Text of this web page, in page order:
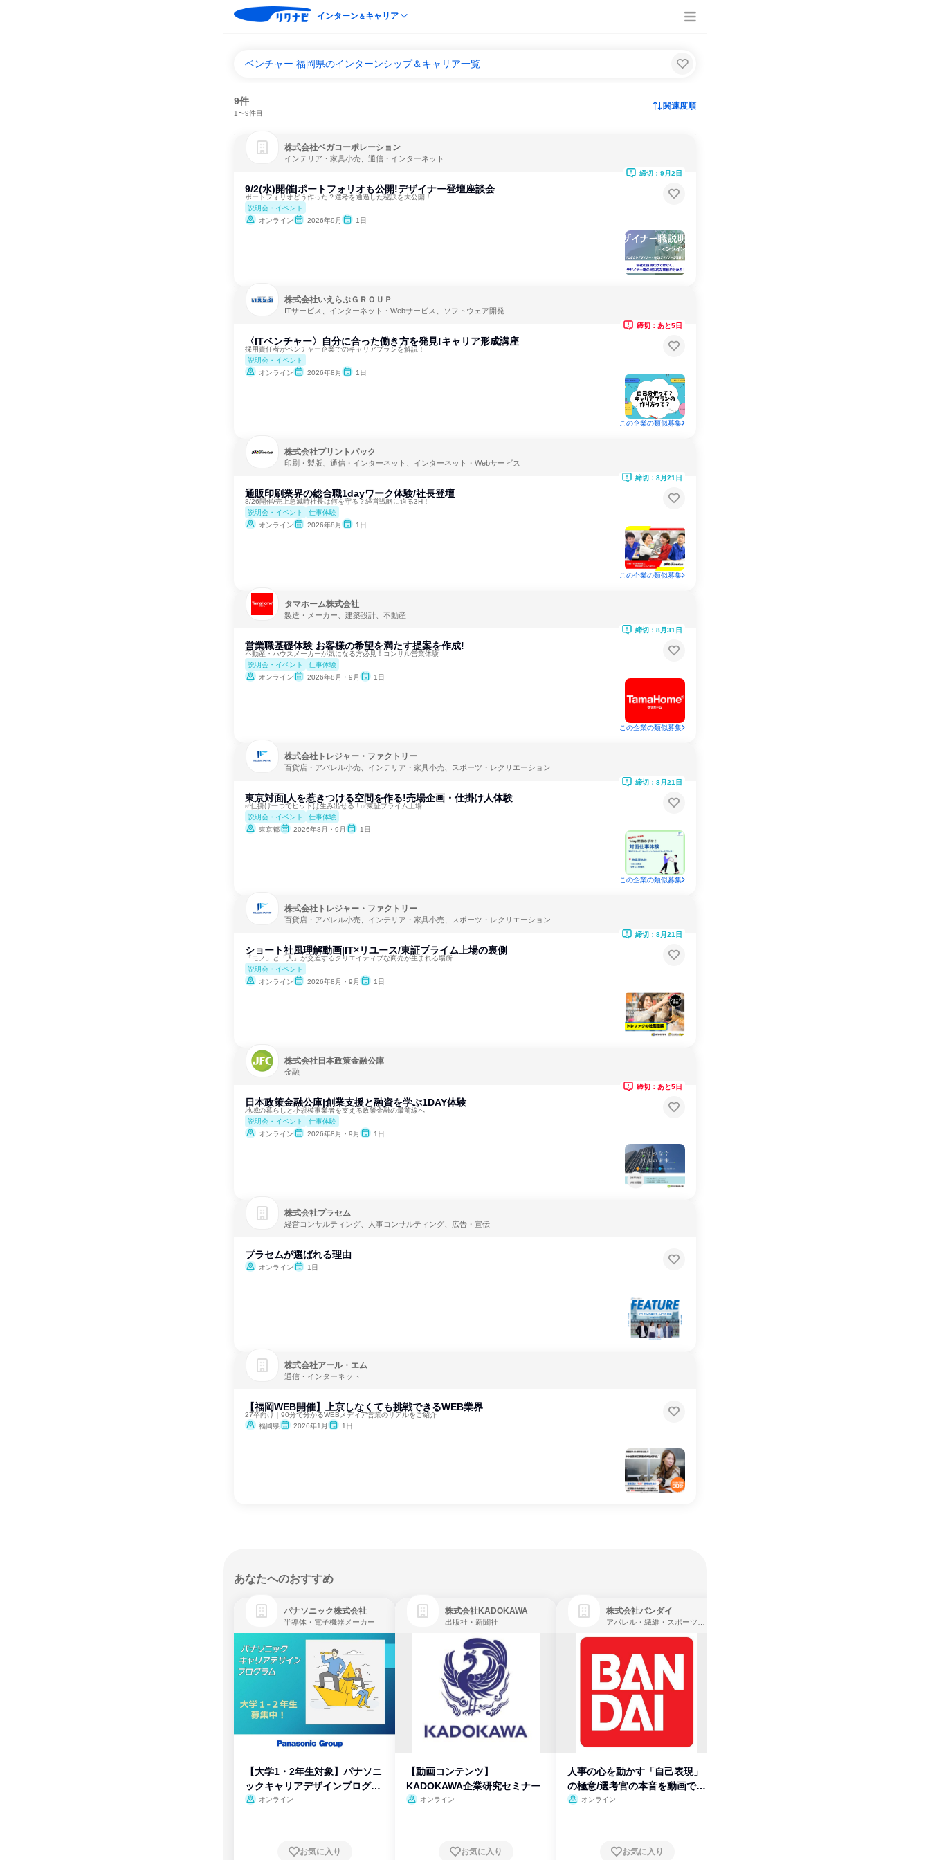
インターン＆キャリア
ベンチャー 福岡県のインターンシップ＆キャリア一覧
9件
1〜9件目
関連度順
株式会社ベガコーポレーション
インテリア・家具小売、通信・インターネット
9/2(水)開催|ポートフォリオも公開!デザイナー登壇座談会
ポートフォリオどう作った？選考を通過した秘訣を大公開！
説明会・イベント
オンライン
2026年9月 1日
締切：9月2日
株式会社いえらぶＧＲＯＵＰ
ITサービス、インターネット・Webサービス、ソフトウェア開発
〈ITベンチャー〉自分に合った働き方を発見!キャリア形成講座
採用責任者がベンチャー企業でのキャリアプランを解説！
説明会・イベント
オンライン
2026年8月 1日
締切：あと5日
この企業の類似募集
株式会社プリントパック
印刷・製版、通信・インターネット、インターネット・Webサービス
通販印刷業界の総合職1dayワーク体験/社長登壇
8/26開催/売上急減時社長は何を守る？経営戦略に迫る3H！
説明会・イベント
仕事体験
オンライン
2026年8月 1日
締切：8月21日
この企業の類似募集
タマホーム株式会社
製造・メーカー、建築設計、不動産
営業職基礎体験 お客様の希望を満たす提案を作成!
不動産・ハウスメーカーが気になる方必見！コンサル営業体験
説明会・イベント
仕事体験
オンライン
2026年8月・9月 1日
締切：8月31日
この企業の類似募集
株式会社トレジャー・ファクトリー
百貨店・アパレル小売、インテリア・家具小売、スポーツ・レクリエーション
東京対面|人を惹きつける空間を作る!売場企画・仕掛け人体験
✅仕掛け一つでヒットは生み出せる！✅東証プライム上場
説明会・イベント
仕事体験
東京都
2026年8月・9月 1日
締切：8月21日
この企業の類似募集
株式会社トレジャー・ファクトリー
百貨店・アパレル小売、インテリア・家具小売、スポーツ・レクリエーション
ショート社風理解動画|IT×リユース/東証プライム上場の裏側
「モノ」と「人」が交差するクリエイティブな商売が生まれる場所
説明会・イベント
オンライン
2026年8月・9月 1日
締切：8月21日
株式会社日本政策金融公庫
金融
日本政策金融公庫|創業支援と融資を学ぶ1DAY体験
地域の暮らしと小規模事業者を支える政策金融の最前線へ
説明会・イベント
仕事体験
オンライン
2026年8月・9月 1日
締切：あと5日
株式会社プラセム
経営コンサルティング、人事コンサルティング、広告・宣伝
プラセムが選ばれる理由
オンライン 1日
株式会社アール・エム
通信・インターネット
【福岡WEB開催】上京しなくても挑戦できるWEB業界
27卒向け｜90分で分かるWEBメディア営業のリアルをご紹介
福岡県
2026年1月 1日
あなたへのおすすめ
パナソニック株式会社
半導体・電子機器メーカー
【大学1・2年生対象】パナソニ
ックキャリアデザインプログラ
ム
オンライン
お気に入り
株式会社KADOKAWA
出版社・新聞社
【動画コンテンツ】
KADOKAWA企業研究セミナー
オンライン
お気に入り
株式会社バンダイ
人事の心を動かす「自己表現」
の極意/選考官の本音を動画で公
開
オンライン
お気に入り